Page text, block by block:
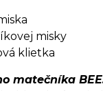
misky
klietka
matečníka